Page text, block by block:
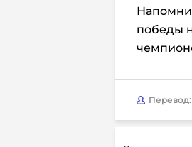
победы
Перевод: